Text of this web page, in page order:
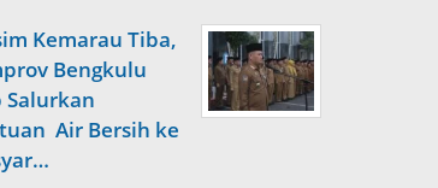
Kemarau Tiba,
Bengkulu
Salurkan
Air Bersih ke